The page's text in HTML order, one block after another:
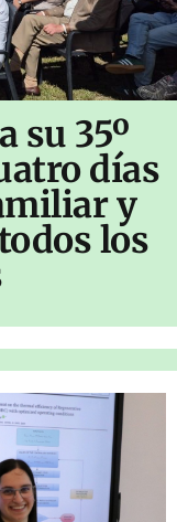
su 35º
días
y
los